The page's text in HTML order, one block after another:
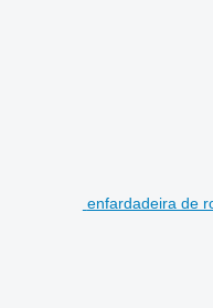
enfardadeira de